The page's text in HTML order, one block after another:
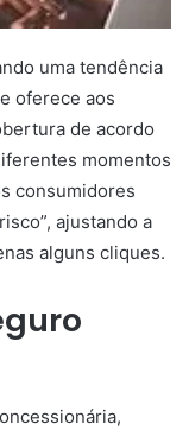
uma tendência
oferece aos
de acordo
momentos
consumidores
ajustando a
alguns cliques.